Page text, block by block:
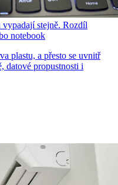
stejně. Rozdíl
notebook
plastu, a přesto se uvnitř
datové propustnosti i